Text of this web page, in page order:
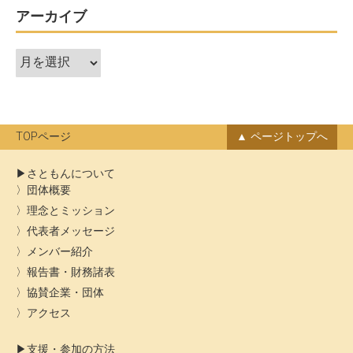
ー
シ
ョ
アーカイブ
ア
ー
ブ
TOPページ ページトップへ
さともんについて
団体概要
理念とミッション
代表者メッセージ
メンバー紹介
報告書・財務諸表
協賛企業・団体
アクセス
支援・参加の方法